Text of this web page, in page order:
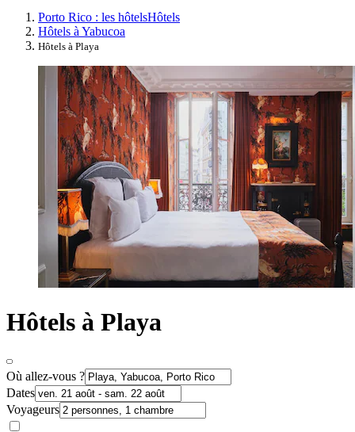
Porto Rico : les hôtelsHôtels
Hôtels à Yabucoa
Hôtels à Playa
Hôtels à Playa
Où allez-vous ?
Dates
Voyageurs